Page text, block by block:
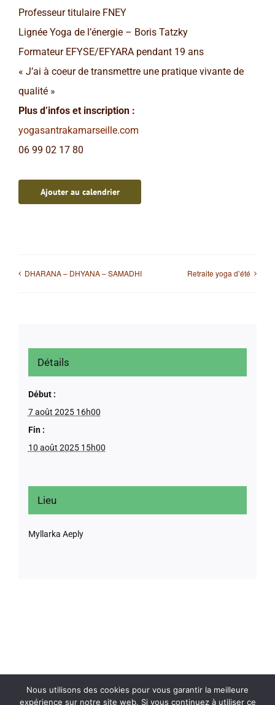
Professeur titulaire FNEY
Lignée Yoga de l’énergie – Boris Tatzky
Formateur EFYSE/EFYARA pendant 19 ans
« J’ai à coeur de transmettre une pratique vivante de
qualité »
Plus d’infos et inscription :
yogasantrakamarseille.com
06 99 02 17 80
Ajouter au calendrier
DHARANA – DHYANA – SAMADHI Retraite yoga d’été
Détails
Début :
7 août 2025 16h00
Fin :
10 août 2025 15h00
Lieu
Myllarka Aeply
Nous utilisons des cookies pour vous garantir la meilleure
expérience sur notre site web. Si vous continuez à utiliser ce